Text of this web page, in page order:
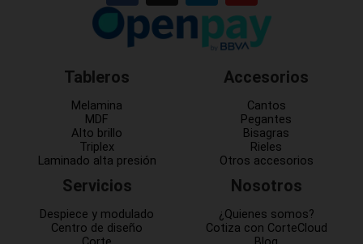
Tableros
Melamina
MDF
Alto brillo
Triplex
Laminado alta presión
Servicios
Despiece y modulado
Centro de diseño
Accesorios
Cantos
Pegantes
Bisagras
Rieles
Otros accesorios
Nosotros
¿Quienes somos?
Cotiza con CorteCloud